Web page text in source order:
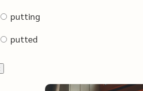
putting
putted